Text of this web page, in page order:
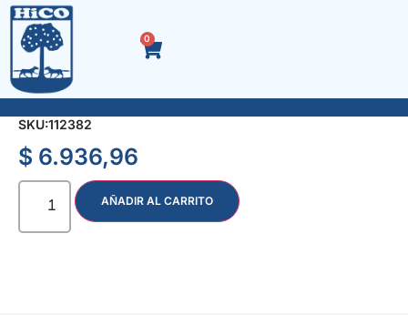
0
LLAVE T HEXAG. 7 mm. L 300 mm. 6637
SKU:112382
$ 6.936,96
AÑADIR AL CARRITO